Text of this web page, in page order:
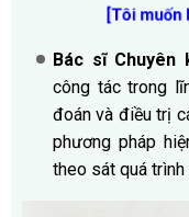
[Tôi muốn
Bác sĩ Chuyên
công tác trong
đoán và điều trị
phương pháp
theo sát quá